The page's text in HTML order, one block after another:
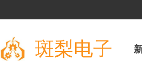
斑梨电子